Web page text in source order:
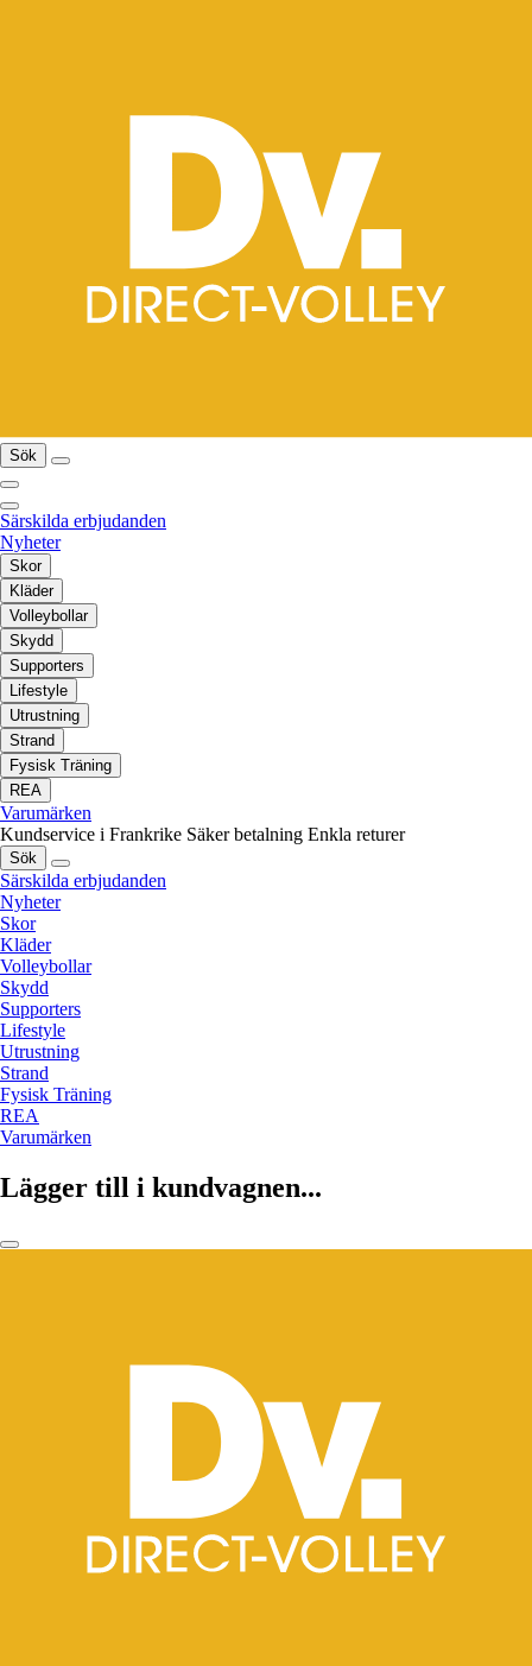
Sök
Särskilda erbjudanden
Nyheter
Skor
Kläder
Volleybollar
Skydd
Supporters
Lifestyle
Utrustning
Strand
Fysisk Träning
REA
Varumärken
Kundservice i Frankrike Säker betalning Enkla returer
Sök
Särskilda erbjudanden
Nyheter
Skor
Kläder
Volleybollar
Skydd
Supporters
Lifestyle
Utrustning
Strand
Fysisk Träning
REA
Varumärken
Lägger till i kundvagnen...